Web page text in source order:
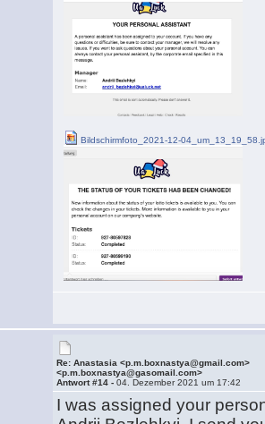
Bildschirmfoto_2021-12-
Re: Anastasia <p.m.boxnastya@gmail.com>
<p.m.boxnastya@gasomail.com>
Antwort #14 -04. Dezember 2021 um 17:42
I was assigned your